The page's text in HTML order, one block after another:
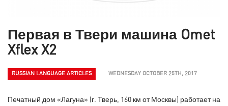
Первая в Твери машина Omet
Xflex X2
RUSSIAN LANGUAGE ARTICLES WEDNESDAY OCTOBER 25TH, 2017
Печатный дом «Лагуна» (г. Тверь, 160 км от Москвы) работает на